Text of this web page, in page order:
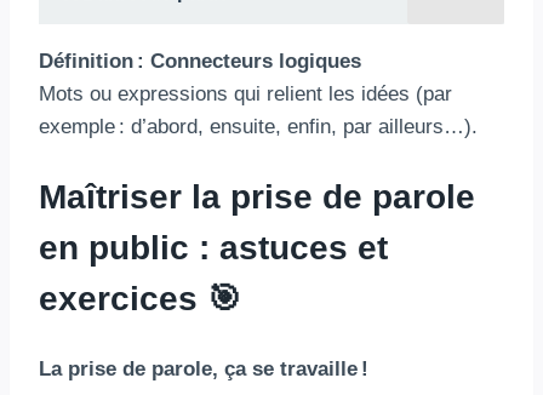
Définition : Connecteurs logiques
Mots ou expressions qui relient les idées (par
exemple : d’abord, ensuite, enfin, par ailleurs…).
Maîtriser la prise de parole
en public : astuces et
exercices 🎯
La prise de parole, ça se travaille !